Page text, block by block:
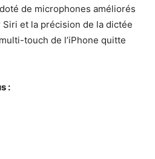
de microphones améliorés
et la précision de la dictée
touch de l’iPhone quitte
: